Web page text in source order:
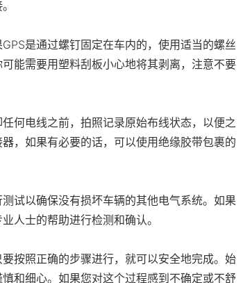
是通过螺钉固定在车内的，使用适当的螺丝
能需要用塑料刮板小心地将其剥离，注意不要
何电线之前，拍照记录原始布线状态，以便之
，如果有必要的话，可以使用绝缘胶带包裹的
试以确保没有损坏车辆的其他电气系统。如果
人士的帮助进行检测和确认。
按照正确的步骤进行，就可以安全地完成。始
和细心。如果您对这个过程感到不确定或不舒